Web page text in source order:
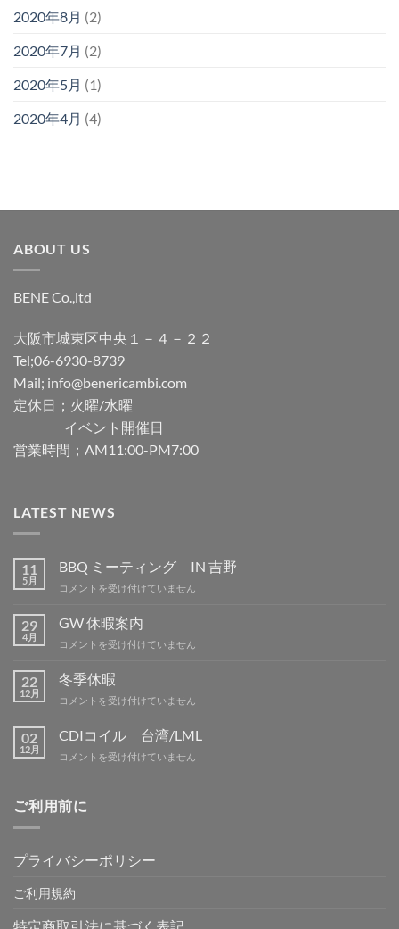
2020年8月 (2)
2020年7月 (2)
2020年5月 (1)
2020年4月 (4)
ABOUT US
BENE Co.,ltd
大阪市城東区中央１－４－２２
Tel;06-6930-8739
Mail; info@benericambi.com
定休日；火曜/水曜
イベント開催日
営業時間；AM11:00-PM7:00
LATEST NEWS
11
5月
BBQ ミーティング IN 吉野
BBQ
ー
ィ
グ
吉
は
コメントを受け付けていません
29
4月
GW 休暇案内
GW
暇
案
内
コメントを受け付けていません
22
12月
冬季休暇
冬
休
は
コメントを受け付けていません
02
12月
CDIコイル 台湾/LML
CDI
ル
台
コメントを受け付けていません
ご利用前に
プライバシーポリシー
ご利用規約